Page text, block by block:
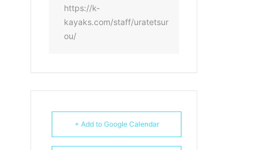
https://k-
kayaks.com/staff/uratetsur
ou/
+ Add to Google Calendar